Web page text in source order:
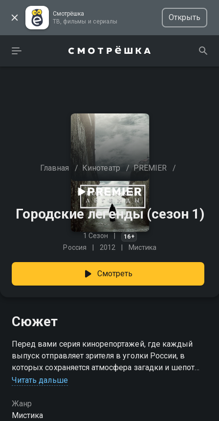
Смотрёшка
ТВ, фильмы и сериалы
Открыть
Главная / Кинотеатр / PREMIER /
Городские легенды (сезон 1)
1 Сезон 16+
Россия 2012 Мистика
Смотреть
Сюжет
Перед вами серия кинорепортажей, где каждый
выпуск отправляет зрителя в уголки России, в
которых сохраняется атмосфера загадки и шепот
веков. Камера скользит по полуразрушенным
забытых троп Карелии и уральских лесов, где
древние скалы хранят необъяснимые знаки.
Читать дальше
Жанр
Мистика